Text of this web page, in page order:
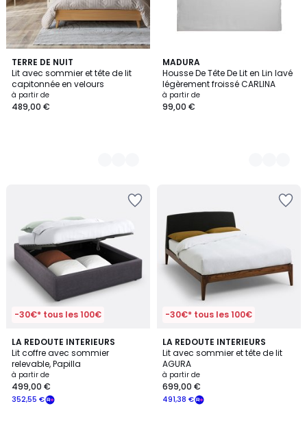
TERRE DE NUIT
Lit avec sommier et tête de lit
capitonnée en velours
à partir de
489,00 €
3
Couleurs
MADURA
Housse De Tête De Lit en Lin lavé
légèrement froissé CARLINA
à partir de
99,00 €
8
Couleurs
-30€* tous les 100€
LA REDOUTE INTERIEURS
Lit coffre avec sommier
relevable, Papilla
à partir de
352,55 €
499,00 €
4,2
/ 5
-30€* tous les 100€
LA REDOUTE INTERIEURS
Lit avec sommier et tête de lit
AGURA
à partir de
491,38 €
699,00 €
4,3
/ 5